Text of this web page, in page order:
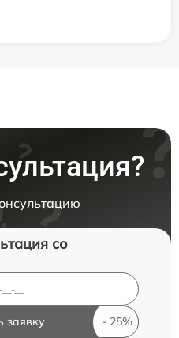
со
заявку